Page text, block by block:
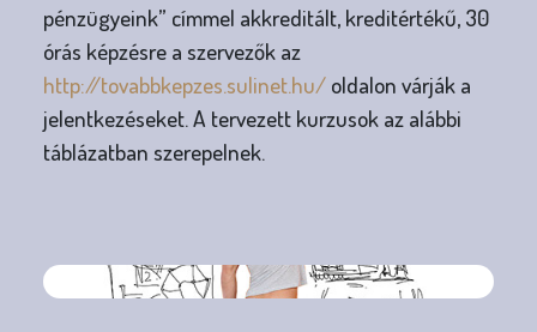
pénzügyeink” címmel akkreditált, kreditértékű, 30
órás képzésre a szervezők az
http://tovabbkepzes.sulinet.hu/oldalon várják a
jelentkezéseket. A tervezett kurzusok az alábbi
táblázatban szerepelnek.